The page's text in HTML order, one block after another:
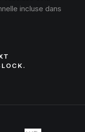
incluse dans